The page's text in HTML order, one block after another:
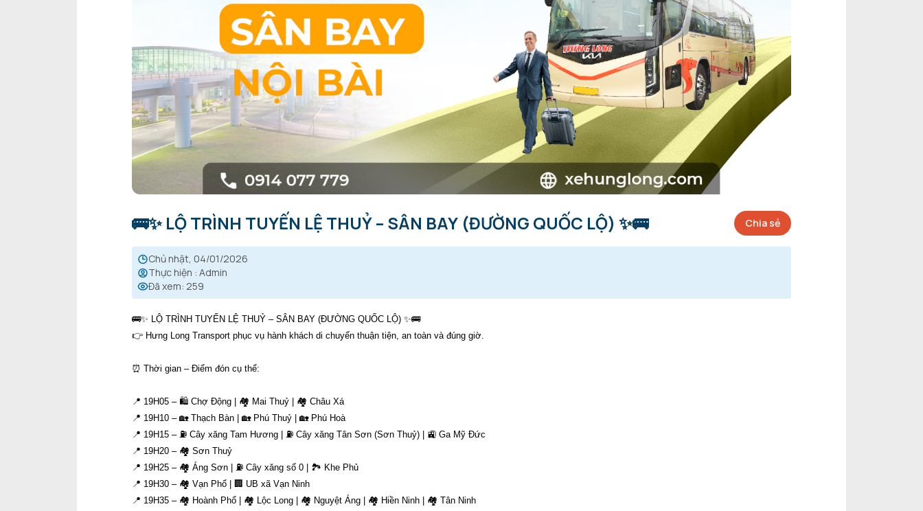
🚌✨ LỘ TRÌNH TUYẾN LỆ THUỶ – SÂN BAY (ĐƯỜNG QUỐC LỘ) ✨🚌 Chia sẻ
chủ nhật, 04/01/2026
Thực hiện : Admin
Đã xem: 259
🚌✨ LỘ TRÌNH TUYẾN LỆ THUỶ – SÂN BAY (ĐƯỜNG QUỐC LỘ) ✨🚌
👉 Hưng Long Transport phục vụ hành khách di chuyển thuận tiện, an toàn và đúng giờ.
⏰ Thời gian – Điểm đón cụ thể:
📍 19H05 – 🛍 Chợ Động | 🏘 Mai Thuỷ | 🏘 Châu Xá
📍 19H10 – 🏡 Thạch Bàn | 🏡 Phú Thuỷ | 🏡 Phú Hoà
📍 19H15 – ⛽ Cây xăng Tam Hương | ⛽ Cây xăng Tân Sơn (Sơn Thuỷ) | 🚉 Ga Mỹ Đức
📍 19H20 – 🏘 Sơn Thuỷ
📍 19H25 – 🏘 Áng Sơn | ⛽ Cây xăng số 0 | 🏞 Khe Phủ
📍 19H30 – 🏘 Vạn Phổ | 🏢 UB xã Vạn Ninh
📍 19H35 – 🏘 Hoành Phổ | 🏘 Lộc Long | 🏘 Nguyệt Áng | 🏘 Hiền Ninh | 🏘 Tân Ninh